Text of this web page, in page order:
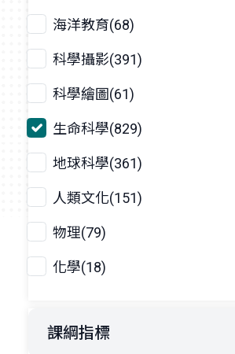
海洋教育(68)
科學攝影(391)
科學繪圖(61)
生命科學(829)
地球科學(361)
人類文化(151)
物理(79)
化學(18)
課綱指標